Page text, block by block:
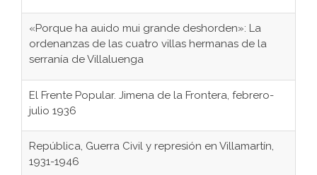
«Porque ha auido mui grande deshorden»: La
ordenanzas de las cuatro villas hermanas de la
serranía de Villaluenga
El Frente Popular. Jimena de la Frontera, febrero-
julio 1936
República, Guerra Civil y represión en Villamartín,
1931-1946